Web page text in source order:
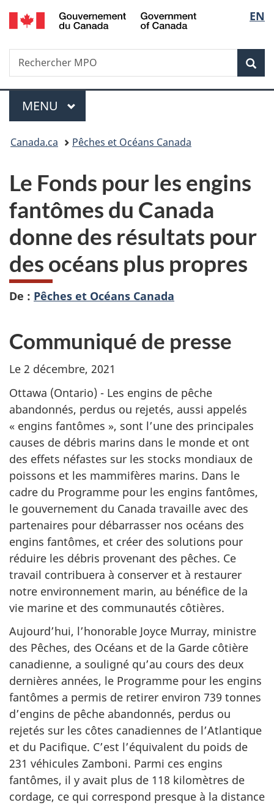
Passer
au
Passer
à
du
Passer
à
simplifiée
de
la
EN
Recherche
Rechercher
MPO
Menu
MENU PRINCIPAL
Vous
ici :
Canada.ca Pêches et Océans Canada
Le Fonds pour les engins
fantômes du Canada
donne des résultats pour
des océans plus propres
De : Pêches et Océans Canada
Communiqué de presse
Le 2 décembre, 2021
Ottawa (Ontario) - Les engins de pêche
abandonnés, perdus ou rejetés, aussi appelés
« engins fantômes », sont l’une des principales
causes de débris marins dans le monde et ont
des effets néfastes sur les stocks mondiaux de
poissons et les mammifères marins. Dans le
cadre du Programme pour les engins fantômes,
le gouvernement du Canada travaille avec des
partenaires pour débarrasser nos océans des
engins fantômes, et créer des solutions pour
réduire les débris provenant des pêches. Ce
travail contribuera à conserver et à restaurer
notre environnement marin, au bénéfice de la
vie marine et des communautés côtières.
Aujourd’hui, l’honorable Joyce Murray, ministre
des Pêches, des Océans et de la Garde côtière
canadienne, a souligné qu’au cours des deux
dernières années, le Programme pour les engins
fantômes a permis de retirer environ 739 tonnes
d’engins de pêche abandonnés, perdus ou
rejetés sur les côtes canadiennes de l’Atlantique
et du Pacifique. C’est l’équivalent du poids de
231 véhicules Zamboni. Parmi ces engins
fantômes, il y avait plus de 118 kilomètres de
cordage, ce qui correspond presque à la distance